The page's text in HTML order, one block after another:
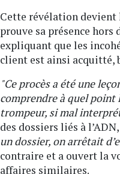
Cette révélation devient
prouve sa présence
expliquant que les
client est ainsi acquitté,
"Ce procès a été une
comprendre à quel point
trompeur, si mal
des dossiers liés à
un dossier, on arrêtait
contraire et a ouvert la
affaires similaires.